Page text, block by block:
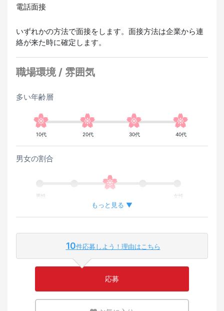
電話面接
いずれかの方法で面接をします。面接方法は企業から連
絡が来た時に確定します。
職場環境 / 雰囲気
多い年齢層
10代 20代 30代 40代
男女の割合
男性 女性
外国人が働いている割合
少ない 多い
英語または母国語を活かせる環境
もっと見る ▼
10件応募しよう！理由はこちら
応募